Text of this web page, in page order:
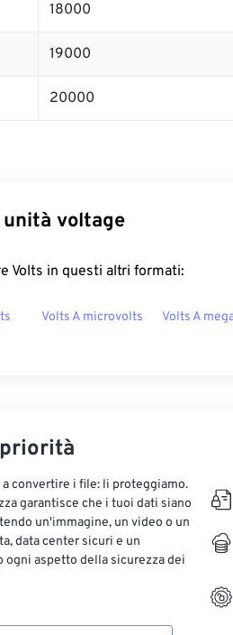
18000
19000
20000
voltage
Volts in questi altri formati:
Volts A microvolts Volts A
convertire i file: li proteggiamo.
garantisce che i tuoi dati siano
un'immagine, un video o un
data center sicuri e un
aspetto della sicurezza dei